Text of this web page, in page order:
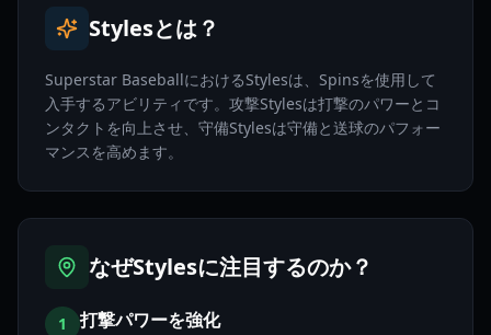
Stylesとは？
Superstar BaseballにおけるStylesは、Spinsを使用して
入手するアビリティです。攻撃Stylesは打撃のパワーとコ
ンタクトを向上させ、守備Stylesは守備と送球のパフォー
マンスを高めます。
なぜStylesに注目するのか？
1 打撃パワーを強化